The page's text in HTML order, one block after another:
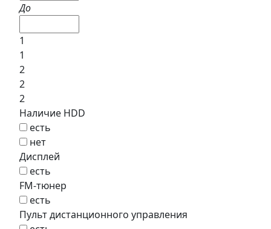
До
1
1
2
2
2
Наличие HDD
есть
нет
Дисплей
есть
FM-тюнер
есть
Пульт дистанционного управления